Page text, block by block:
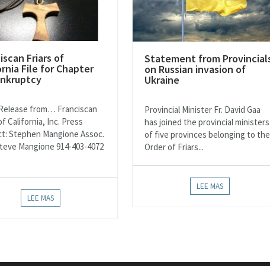
Friars of
File for Chapter
from… Franciscan
California, Inc. Press
Stephen Mangione Assoc.
Mangione 914-403-4072
LEE MAS
Statement from
on Russian invasion of
Ukraine
Provincial Minister Fr. David Gaa
has joined the provincial ministers
of five provinces belonging to the
Order of Friars...
LEE MAS